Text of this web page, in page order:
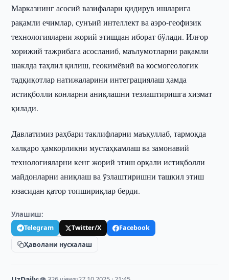
Марказнинг асосий вазифалари қидирув ишларига
рақамли ечимлар, сунъий интеллект ва аэро-геофизик
технологияларни жорий этишдан иборат бўлади. Илғор
хорижий тажрибага асосланиб, маълумотларни рақамли
шаклда таҳлил қилиш, геокимёвий ва космогеологик
тадқиқотлар натижаларини интеграциялаш ҳамда
истиқболли конларни аниқлашни тезлаштиришга хизмат
қилади.
Давлатимиз раҳбари таклифларни маъқуллаб, тармоқда
халқаро ҳамкорликни мустаҳкамлаш ва замонавий
технологияларни кенг жорий этиш орқали истиқболли
майдонларни аниқлаш ва ўзлаштиришни ташкил этиш
юзасидан қатор топшириқлар берди.
Улашиш:
Telegram Twitter/X
Facebook
Ҳаволани нусхалаш